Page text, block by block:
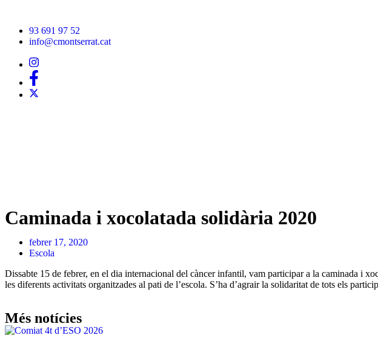
93 691 97 52
info@cmontserrat.cat
Caminada i xocolatada solidària 2020
febrer 17, 2020
Escola
Dissabte 15 de febrer, en el dia internacional del càncer infantil, vam participar a la caminada i
les diferents activitats organitzades al pati de l’escola. S’ha d’agrair la solidaritat de tots els
Més notícies